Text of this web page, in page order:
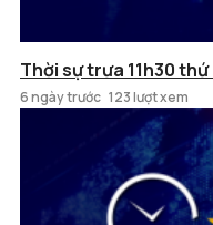
Thời sự trưa 11h30
6 ngày trước 123 lượt xem